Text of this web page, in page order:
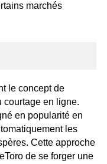
marchés
le concept de
courtage en ligne.
en popularité en
les
Cette approche
de se forger une